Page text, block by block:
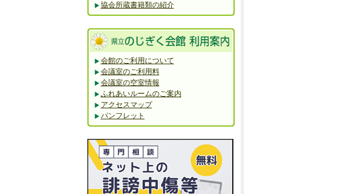
協会所蔵書籍類の紹介
会館のご利用について
会議室のご利用料
会議室の空室情報
ふれあいルームのご案内
アクセスマップ
パンフレット